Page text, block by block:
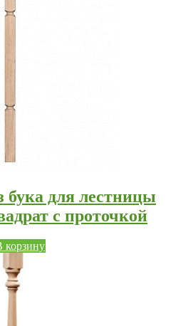
бука для лестницы
с проточкой
корзину